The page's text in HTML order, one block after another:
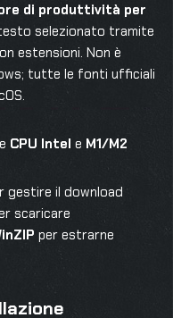
di produttività per
selezionato tramite
estensioni. Non è
tutte le fonti ufficiali
CPU Intel e M1/M2
gestire il download
scaricare
per estrarne